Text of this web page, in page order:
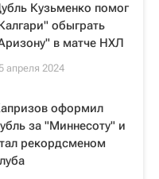
Кузьменко помог
обыграть
в матче НХЛ
апреля 2024
оформил
за "Миннесоту" и
рекордсменом